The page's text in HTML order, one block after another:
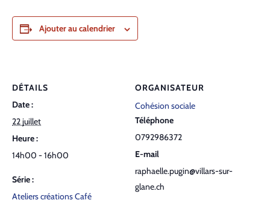
Ajouter au calendrier
DÉTAILS
Date :
22 juillet
Heure :
14h00 - 16h00
Série :
Ateliers créations Café
ORGANISATEUR
Cohésion sociale
Téléphone
0792986372
E-mail
raphaelle.pugin@villars-sur-
glane.ch